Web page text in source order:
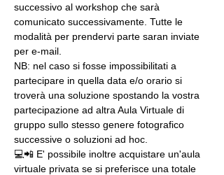
successivo al workshop che sarà
comunicato successivamente. Tutte le
modalità per prendervi parte saran inviate
per e-mail.
NB: nel caso si fosse impossibilitati a
partecipare in quella data e/o orario si
troverà una soluzione spostando la vostra
partecipazione ad altra Aula Virtuale di
gruppo sullo stesso genere fotografico
successive o soluzioni ad hoc.
💻📲 E' possibile inoltre acquistare un'aula
virtuale privata se si preferisce una totale